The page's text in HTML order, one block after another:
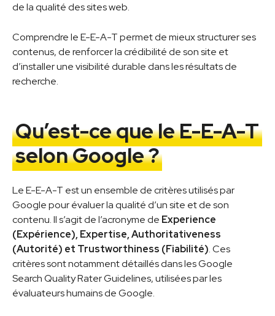
de la qualité des sites web.
Comprendre le E-E-A-T permet de mieux structurer ses
contenus, de renforcer la crédibilité de son site et
d’installer une visibilité durable dans les résultats de
recherche.
Qu’est-ce que le E-E-A-T
selon Google ?
Le E-E-A-T est un ensemble de critères utilisés par
Google pour évaluer la qualité d’un site et de son
contenu. Il s’agit de l’acronyme de Experience
(Expérience), Expertise, Authoritativeness
(Autorité) et Trustworthiness (Fiabilité). Ces
critères sont notamment détaillés dans les Google
Search Quality Rater Guidelines, utilisées par les
évaluateurs humains de Google.